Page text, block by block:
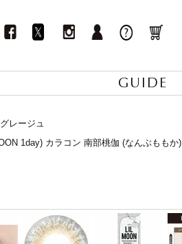
GUIDE
レージュ
1day) カラコン 南部桃伽 (なんぶももか)